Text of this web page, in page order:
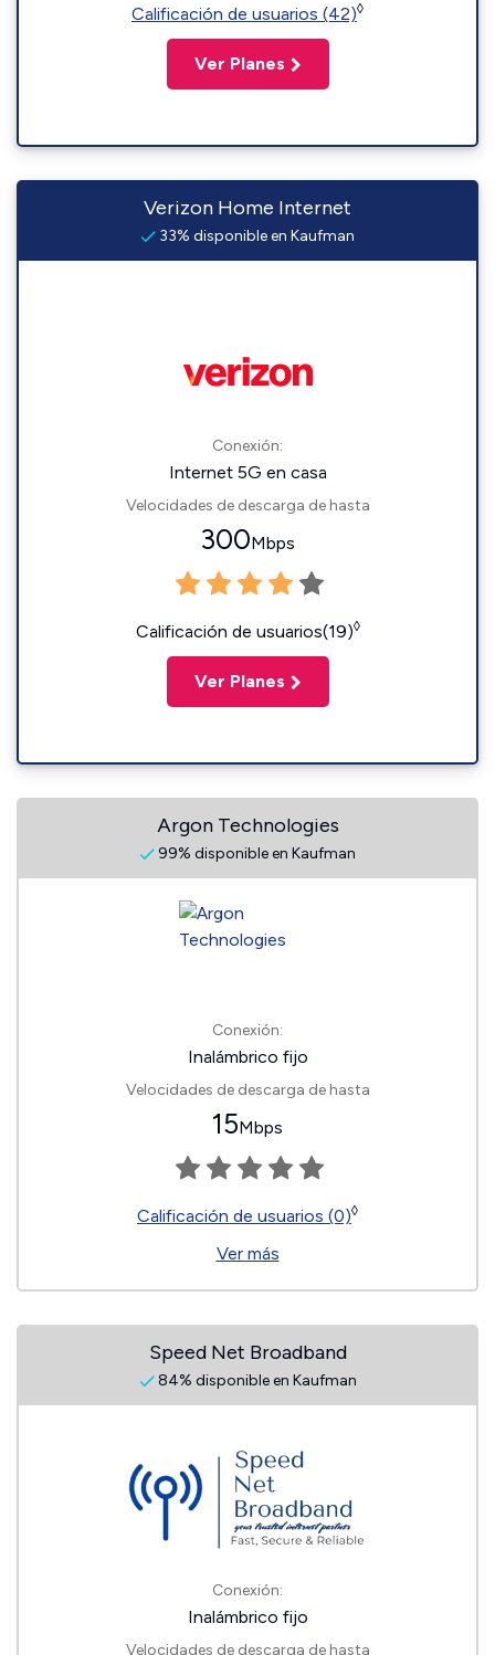
Calificación de usuarios (42)◊
Ver Planes
Verizon Home Internet
33% disponible en Kaufman
Conexión:
Internet 5G en casa
Velocidades de descarga de hasta
300Mbps
Calificación de usuarios(19)◊
Ver Planes
Argon Technologies
99% disponible en Kaufman
Conexión:
Inalámbrico fijo
Velocidades de descarga de hasta
15Mbps
Calificación de usuarios (0)◊
Ver más
Speed Net Broadband
84% disponible en Kaufman
Conexión:
Inalámbrico fijo
Velocidades de descarga de hasta